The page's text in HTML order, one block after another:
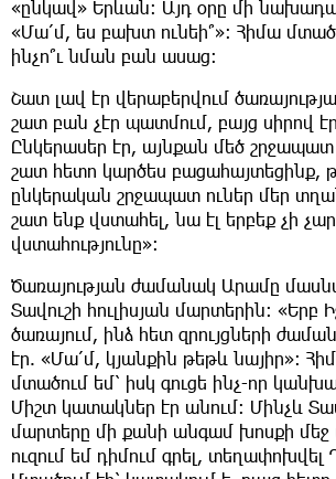
«ընկավ» Երևան։ Այդ օրը մի
«Մա՛մ, ես բախտ ունեի՞»։ Հիմա
ինչո՞ւ նման բան ասաց։
Շատ լավ էր վերաբերվում
շատ բան չէր պատմում, բայց սիրով էր
Ընկերասեր էր, այնքան մեծ շրջապատ
շատ հետո կարծես բացահայտեցինք,
ընկերական շրջապատ ուներ մեր
շատ ենք վստահել, նա էլ երբեք չի
վստահությունը»։
Ծառայության ժամանակ Արամը
Տավուշի հուլիսյան մարտերին։ «Երբ
ծառայում, ինձ հետ զրույցների
էր. «Մա՛մ, կյանքին թեթև նայիր»։
մտածում եմ՝ իսկ գուցե ինչ-որ
Միշտ կատակներ էր անում։ Մինչև
մարտերը մի քանի անգամ խոսքի
ուզում եմ դիմում գրել,